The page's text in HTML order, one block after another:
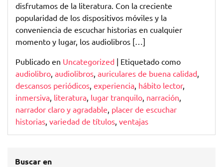
disfrutamos de la literatura. Con la creciente
popularidad de los dispositivos móviles y la
conveniencia de escuchar historias en cualquier
momento y lugar, los audiolibros […]
Publicado en Uncategorized | Etiquetado como
audiolibro, audiolibros, auriculares de buena calidad,
descansos periódicos, experiencia, hábito lector,
inmersiva, literatura, lugar tranquilo, narración,
narrador claro y agradable, placer de escuchar
historias, variedad de títulos, ventajas
Buscar en